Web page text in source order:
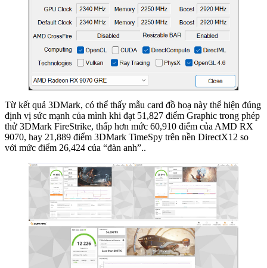
Từ kết quả 3DMark, có thể thấy mẫu card đồ hoạ này thể hiện đúng
định vị sức mạnh của mình khi đạt 51,827 điểm Graphic trong phép
thử 3DMark FireStrike, thấp hơn mức 60,910 điểm của AMD RX
9070, hay 21,889 điểm 3DMark TimeSpy trên nền DirectX12 so
với mức điểm 26,424 của “đàn anh”..